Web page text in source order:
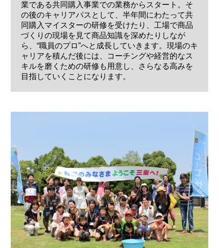
業である共同購入事業での業務からスタート。そ
の後のキャリアパスとして、半年間にわたって共
同購入マイスターの研修を受けたり、工場で商品
づくりの現場を見て商品知識を深めたりしなが
ら、“職員のプロ”へと成長していきます。現場のキ
ャリアを積んだ後には、コーチングや経営的なス
キルを磨くための研修も用意し、さらなる高みを
目指していくことになります。